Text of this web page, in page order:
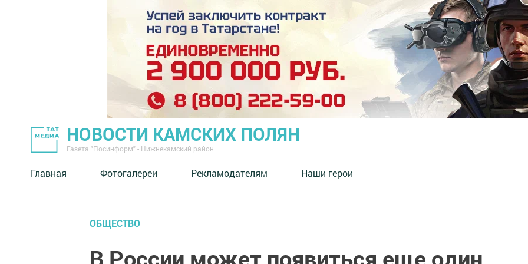
НОВОСТИ КАМСКИХ ПОЛЯН
Газета "Посинформ" - Нижнекамский район
Главная Фотогалереи Рекламодателям Наши герои
ОБЩЕСТВО
В России может появиться еще один